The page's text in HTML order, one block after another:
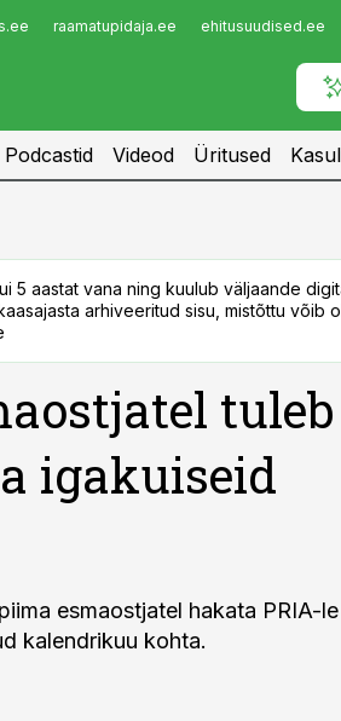
raamatupidaja.ee ehitusuudised.ee
Podcastid Videod Üritused
5 aastat vana ning kuulub väljaande
arhiveeritud sisu, mistõttu võib
tuleb
igakuiseid
esmaostjatel hakata PRIA-
kalendrikuu kohta.